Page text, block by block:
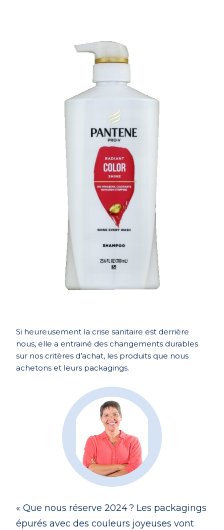
Si heureusement la crise sanitaire est derrière
nous, elle a entrainé des changements durables
sur nos critères d’achat, les produits que nous
achetons et leurs packagings.
« Que nous réserve 2024 ? Les packagings
épurés avec des couleurs joyeuses vont